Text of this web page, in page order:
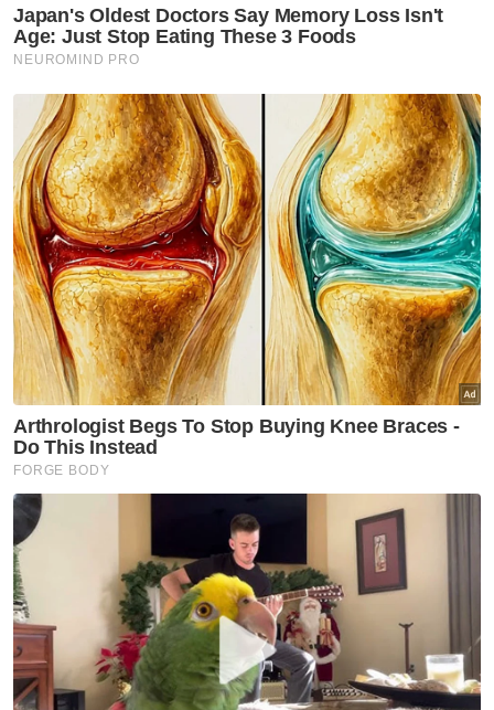
Saarani Mohamad dan Naib Canselor
Universiti Sultan Azlan Shah (USAS),
Sultan Nazrin bertitah, laporan Pesuruhjaya
Tinggi Bangsa-Bangsa Bersatu mengenai
Pelarian (UNHCR) menganggarkan lebih
ramai pelarian pada hari ini, dibandingkan
semenjak Perang Dunia Kedua.
Artikel Berkaitan:
Doa Sultan Nazrin, hijrah bersengketa kepada
berdamai
Sultan Nazrin berkenan anugerahkan Datuk Lat
Seniman Diraja
Sultan Nazrin merasmikan Kem Batalion 3 Pasukan
Gerakan Am Bidor
Titah baginda, banyak data dan pelbagai cara
digunakan sebagai pengukur kepelbagaian
budaya serta kesan daripada kewujudannya.